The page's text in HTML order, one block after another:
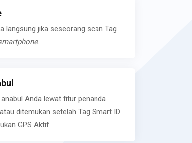
langsung jika seseorang scan Tag
.
Anda lewat fitur penanda
ditemukan setelah Tag Smart ID
GPS Aktif.